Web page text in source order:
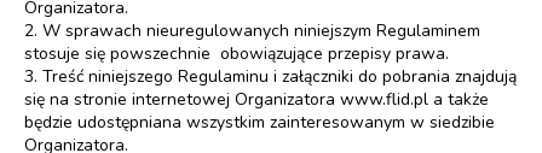
Organizatora.
2. W sprawach nieuregulowanych niniejszym Regulaminem
stosuje się powszechnie obowiązujące przepisy prawa.
3. Treść niniejszego Regulaminu i załączniki do pobrania znajdują
się na stronie internetowej Organizatora www.flid.pl a także
będzie udostępniana wszystkim zainteresowanym w siedzibie
Organizatora.